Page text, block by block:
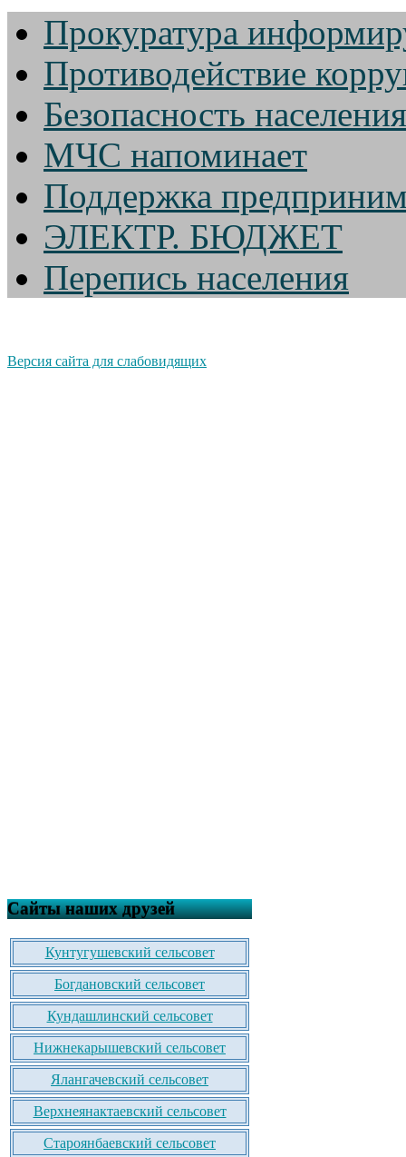
Прокуратура
Противодействие
Безопасность населения
МЧС напоминает
Поддержка
ЭЛЕКТР. БЮДЖЕТ
Перепись населения
Версия сайта для слабовидящих
Сайты наших друзей
Кунтугушевский сельсовет
Богдановский сельсовет
Кундашлинский сельсовет
Нижнекарышевский сельсовет
Ялангачевский сельсовет
Верхнеянактаевский сельсовет
Староянбаевский сельсовет